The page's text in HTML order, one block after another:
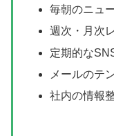
毎朝のニュ
週次・月次
定期的な
メールのテ
社内の情報